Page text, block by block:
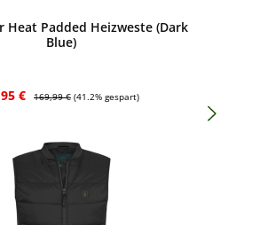
Heat Padded Heizweste (Dark
Blue)
€ Regulärer Preis:
169,99 € (41.2% gespart)